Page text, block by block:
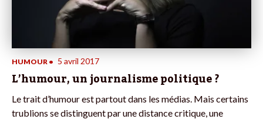
HUMOUR • 5 avril 2017
L’humour, un journalisme politique ?
Le trait d’humour est partout dans les médias. Mais certains
trublions se distinguent par une distance critique, une